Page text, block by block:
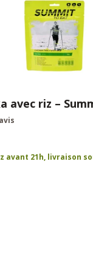
avec riz –
avant 21h, livraison